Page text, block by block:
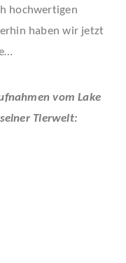
hochwertigen
haben wir jetzt
vom Lake
Tierwelt: